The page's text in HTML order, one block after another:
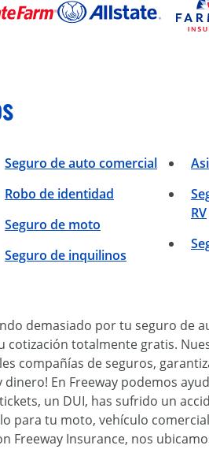
Seguro de auto comercial
Robo de identidad
Seguro de moto
Seguro de inquilinos
RV
demasiado por tu seguro de
cotización totalmente gratis.
compañías de seguros,
dinero! En Freeway podemos
un DUI, has sufrido un
para tu moto, vehículo
Insurance, nos